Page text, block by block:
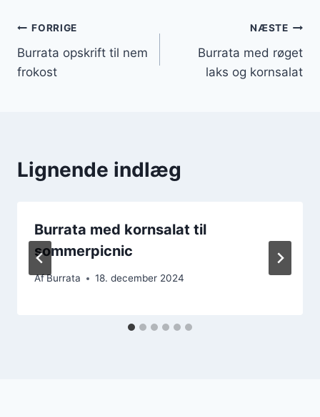
Indlægsnavigation
FORRIGE
Burrata opskrift til nem
frokost
NÆSTE
Burrata med røget
laks og kornsalat
Lignende indlæg
Burrata med kornsalat til
sommerpicnic
AfBurrata 18. december 2024